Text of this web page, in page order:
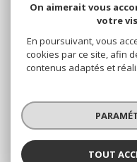
Cookies
© 2026 | Tous droits
Réalisé par
On aimerait vous
votre
En poursuivant, vous
cookies par ce site, afin
contenus adaptés et
TOUT